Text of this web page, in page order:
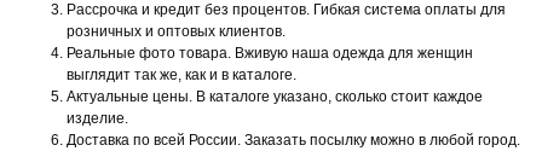
Рассрочка и кредит без процентов. Гибкая система оплаты для
розничных и оптовых клиентов.
Реальные фото товара. Вживую наша одежда для женщин
выглядит так же, как и в каталоге.
Актуальные цены. В каталоге указано, сколько стоит каждое
изделие.
Доставка по всей России. Заказать посылку можно в любой город.